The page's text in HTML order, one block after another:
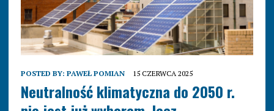
POSTED BY: PAWEŁ POMIAN 15 CZERWCA 2025
Neutralność klimatyczna do 2050 r.